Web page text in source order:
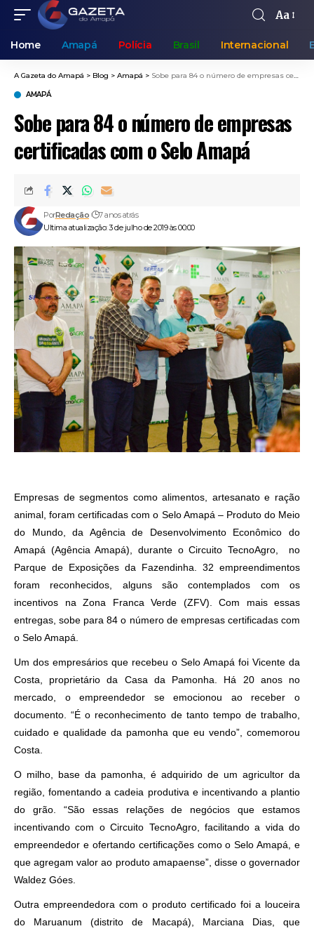
Aa
Home Amapá Polícia Brasil Internacional
A Gazeta do Amapá > Blog > Amapá > Sobe para 84 o número de empresas certificadas com o Selo Amapá
AMAPÁ
Sobe para 84 o número de empresas
certificadas com o Selo Amapá
Ultima atualização: 3 de julho de 2019 às 00:00
PorRedação 7 anos atrás
Empresas de segmentos como alimentos, artesanato e ração
animal, foram certificadas com o Selo Amapá – Produto do Meio
do Mundo, da Agência de Desenvolvimento Econômico do
Amapá (Agência Amapá), durante o Circuito TecnoAgro, no
Parque de Exposições da Fazendinha. 32 empreendimentos
foram reconhecidos, alguns são contemplados com os
incentivos na Zona Franca Verde (ZFV). Com mais essas
entregas, sobe para 84 o número de empresas certificadas com
o Selo Amapá.
Um dos empresários que recebeu o Selo Amapá foi Vicente da
Costa, proprietário da Casa da Pamonha. Há 20 anos no
mercado, o empreendedor se emocionou ao receber o
documento. “É o reconhecimento de tanto tempo de trabalho,
cuidado e qualidade da pamonha que eu vendo”, comemorou
Costa.
O milho, base da pamonha, é adquirido de um agricultor da
região, fomentando a cadeia produtiva e incentivando a plantio
do grão. “São essas relações de negócios que estamos
incentivando com o Circuito TecnoAgro, facilitando a vida do
empreendedor e ofertando certificações como o Selo Amapá, e
que agregam valor ao produto amapaense”, disse o governador
Waldez Góes.
Outra empreendedora com o produto certificado foi a louceira
do Maruanum (distrito de Macapá), Marciana Dias, que